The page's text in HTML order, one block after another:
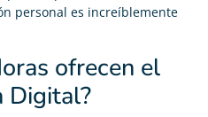
personal es increíblemente
ofrecen el
Digital?